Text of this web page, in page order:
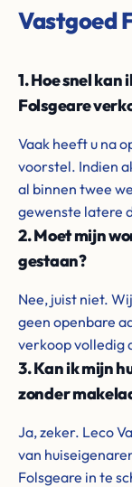
Vastgoed
1. Hoe snel
Folsgeare
Vaak heeft u na
voorstel. Indien
al binnen twee
gewenste latere
2. Moet mijn
gestaan?
Nee, juist niet.
geen openbare
verkoop volledig
3. Kan ik mijn
zonder
Ja, zeker. Leco
van
Folsgeare in te